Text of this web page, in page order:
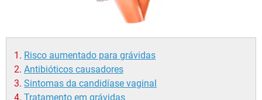
Risco aumentado para grávidas
Antibióticos causadores
Sintomas da candidíase vaginal
Tratamento em grávidas